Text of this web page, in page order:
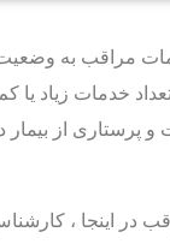
مراقب به وضعیت
خدمات زیاد یا
و پرستاری از بیمار
در اینجا ،